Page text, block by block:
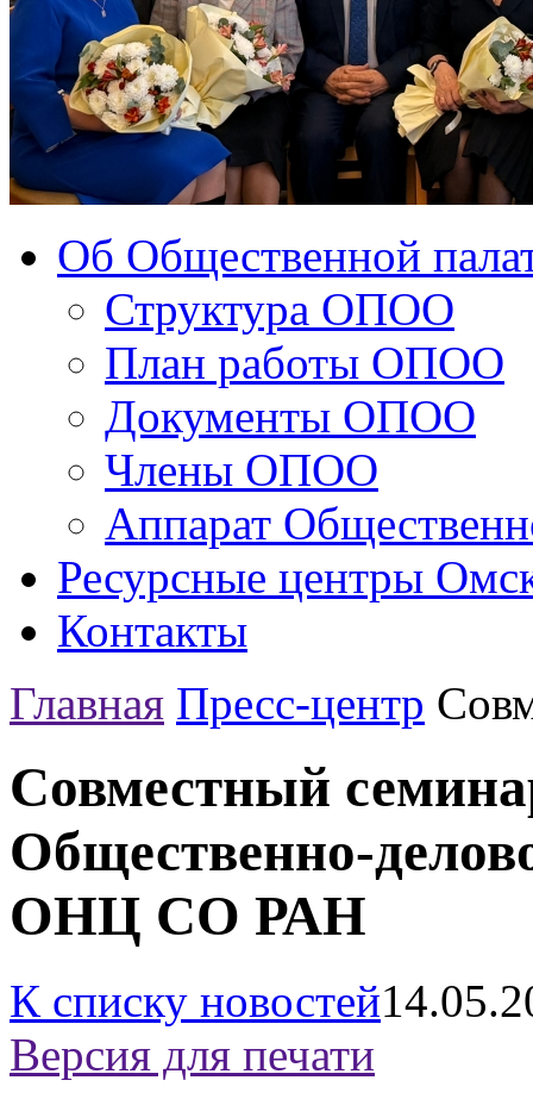
Об Общественной
Структура ОПОО
План работы ОПОО
Документы ОПОО
Члены ОПОО
Аппарат
Ресурсные центры
Контакты
Главная Пресс-центр
Совместный
Общественно-
ОНЦ СО РАН
К списку новостей
Версия для печати